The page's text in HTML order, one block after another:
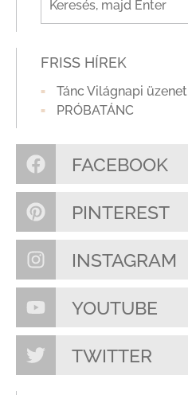
FRISS HÍREK
Tánc Világnapi üzenet
PRÓBATÁNC
FACEBOOK
PINTEREST
INSTAGRAM
YOUTUBE
TWITTER